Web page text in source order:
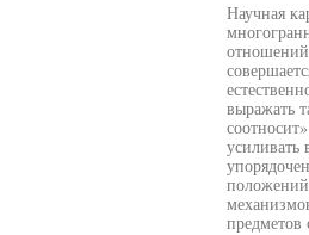
Научная
выражать
усиливать
предметов